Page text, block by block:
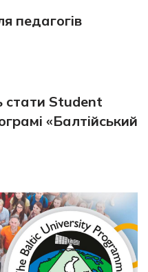
педагогів
стати Student
«Балтійський